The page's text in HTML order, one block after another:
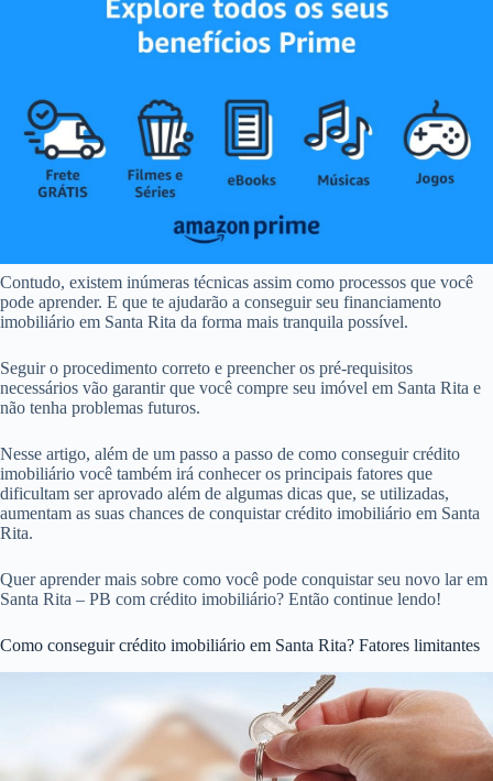
Contudo, existem inúmeras técnicas assim como processos que você
pode aprender. E que te ajudarão a conseguir seu financiamento
imobiliário em Santa Rita da forma mais tranquila possível.
Seguir o procedimento correto e preencher os pré-requisitos
necessários vão garantir que você compre seu imóvel em Santa Rita e
não tenha problemas futuros.
Nesse artigo, além de um passo a passo de como conseguir crédito
imobiliário você também irá conhecer os principais fatores que
dificultam ser aprovado além de algumas dicas que, se utilizadas,
aumentam as suas chances de conquistar crédito imobiliário em Santa
Rita.
Quer aprender mais sobre como você pode conquistar seu novo lar em
Santa Rita – PB com crédito imobiliário? Então continue lendo!
Como conseguir crédito imobiliário em Santa Rita? Fatores limitantes